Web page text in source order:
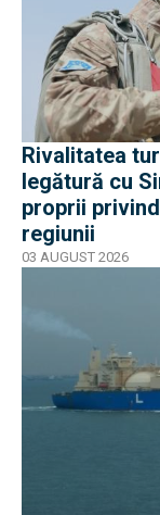
Rivalitatea
legătură cu
proprii
regiunii
03 AUGUST 2026